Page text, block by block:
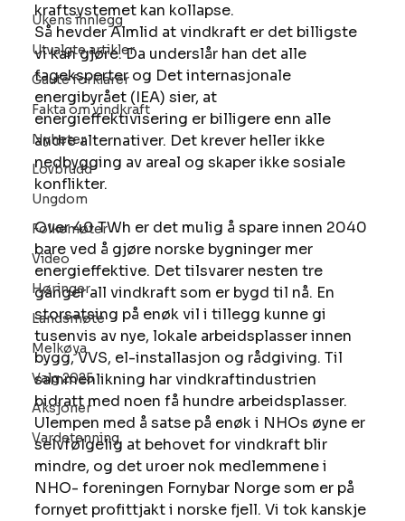
Ukens innlegg
Utvalgte artikler
Gaute forklarer
Fakta om vindkraft
Nyheter
Lovbrudd
Ungdom
Folkemøter
Video
Høringer
Landsmøte
Melkøya
Valg 2025
Aksjoner
Vardetenning
kraftsystemet kan kollapse.
Så hevder Almlid at vindkraft er det billigste
vi kan gjøre. Da underslår han det alle
fageksperter og Det internasjonale
energibyrået (IEA) sier, at
energieffektivisering er billigere enn alle
andre alternativer. Det krever heller ikke
nedbygging av areal og skaper ikke sosiale
konflikter.
Over 40 TWh er det mulig å spare innen 2040
bare ved å gjøre norske bygninger mer
energieffektive. Det tilsvarer nesten tre
ganger all vindkraft som er bygd til nå. En
storsatsing på enøk vil i tillegg kunne gi
tusenvis av nye, lokale arbeidsplasser innen
bygg, VVS, el-installasjon og rådgiving. Til
sammenlikning har vindkraftindustrien
bidratt med noen få hundre arbeidsplasser.
Ulempen med å satse på enøk i NHOs øyne er
selvfølgelig at behovet for vindkraft blir
mindre, og det uroer nok medlemmene i
NHO- foreningen Fornybar Norge som er på
fornyet profittjakt i norske fjell. Vi tok kanskje